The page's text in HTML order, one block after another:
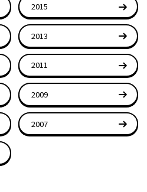
2015
2013
2011
2009
2007